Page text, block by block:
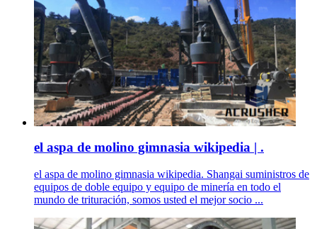
el aspa de molino gimnasia wikipedia | .
el aspa de molino gimnasia wikipedia. Shangai suministros de
equipos de doble equipo y equipo de minería en todo el
mundo de trituración, somos usted el mejor socio ...